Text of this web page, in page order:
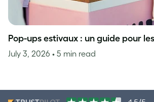
Pop-ups estivaux : un guide pour
July 3, 2026 • 5 min read